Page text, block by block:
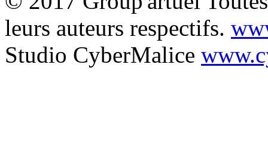
leurs auteurs respectifs.
Studio CyberMalice